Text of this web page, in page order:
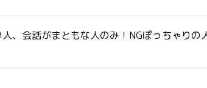
、会話がまともな人のみ！NGぽっちゃり